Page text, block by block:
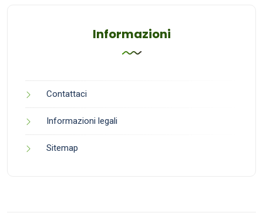
Informazioni
Contattaci
Informazioni legali
Sitemap